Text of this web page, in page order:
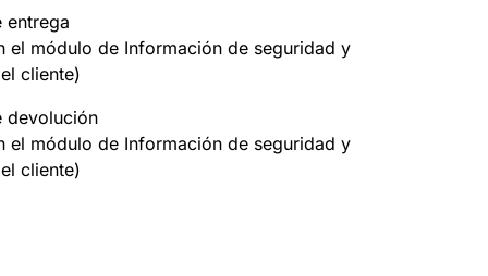
entrega
el módulo de Información de seguridad y
cliente)
devolución
el módulo de Información de seguridad y
cliente)